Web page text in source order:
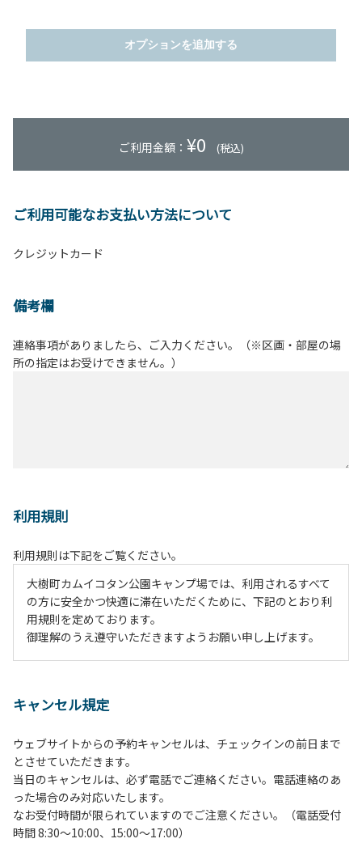
オプションを追加する
ご利用金額： ¥0 (税込)
ご利用可能なお支払い方法について
クレジットカード
備考欄
連絡事項がありましたら、ご入力ください。（※区画・部屋の場
所の指定はお受けできません。）
利用規則
利用規則は下記をご覧ください。
大樹町カムイコタン公園キャンプ場では、利用されるすべて
の方に安全かつ快適に滞在いただくために、下記のとおり利
用規則を定めております。
御理解のうえ遵守いただきますようお願い申し上げます。
２、中学生以下だけでの利用はできません。高校生以上の方
３、テントサイト（多目的広場を含む。）の使用は、事前に
予約いただいた方のみで、連泊の方を除き、正午からです。
基本的に、テント1張りにつき1区画の予約をお願いします。
管理棟にてチェックインの手続きを行ってください。午後3
時前にお越しの方は、午後3時になりましたら管理棟にて手
続きを行ってください。午後5時過ぎにお越しの方は、翌朝
キャンセル規定
ウェブサイトからの予約キャンセルは、チェックインの前日まで
とさせていただきます。
当日のキャンセルは、必ず電話でご連絡ください。電話連絡のあ
った場合のみ対応いたします。
なお受付時間が限られていますのでご注意ください。（電話受付
時間 8:30～10:00、15:00～17:00）